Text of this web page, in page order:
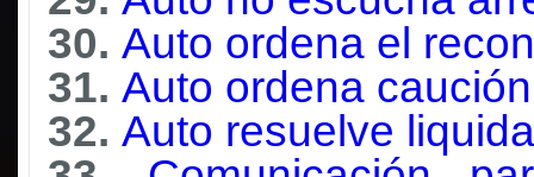
30. Auto ordena el
31. Auto ordena
32. Auto resuelve